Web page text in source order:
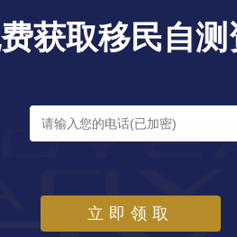
获取移民自测
立即领取